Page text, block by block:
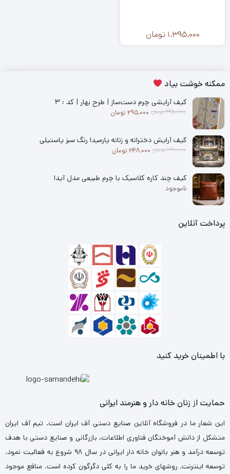
1,395,000 تومان
ممکنه خوشت بیاد
کیف آرایشی چرم دست‌ساز | طرح بهار | کد : ۳
325,000تومان
قیمت اصلی: 325,000 تومان بود.295,000 تومان قیمت فعلی: 295,000 تومان.
کیف آرایش دخترانه و زنانه پارمیدا رنگ سبز پاستیلی
620,000تومان
قیمت اصلی: 620,000 تومان بود.248,000 تومان قیمت فعلی: 248,000 تومان.
کیف چند کاره کلاسیک با چرم طبیعی مدل آیدا
ناموجود
پرداخت آنلاین
با اطمینان خرید کنید
حمایت از زنان خانه دار و هنرمند ایرانی
این شعار ما در فروشگاه آنلاین صنایع دستی آف ایران است. تیم آف ایران
متشکل از دانش آموختگان فناوری اطلاعات، بازرگانی و صنایع دستی با هدف
توسعه درآمد و هنر بانوان خانه دار ایرانی در سال ۹۸ شروع به فعالیت نمود.
توسعه اینترنت, روشهای خرید ما را به کلی دگرگون کرده است. منافع موجود